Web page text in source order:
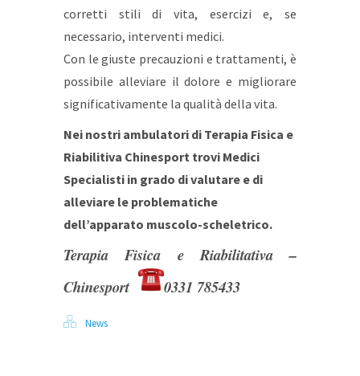
corretti stili di vita, esercizi e, se
necessario, interventi medici.
Con le giuste precauzioni e trattamenti, è
possibile alleviare il dolore e migliorare
significativamente la qualità della vita.
Nei nostri ambulatori di Terapia Fisica e
Riabilitiva Chinesport trovi Medici
Specialisti in grado di valutare e di
alleviare le problematiche
dell’apparato muscolo-scheletrico.
Terapia Fisica e Riabilitativa –
Chinesport
0331 785433
News